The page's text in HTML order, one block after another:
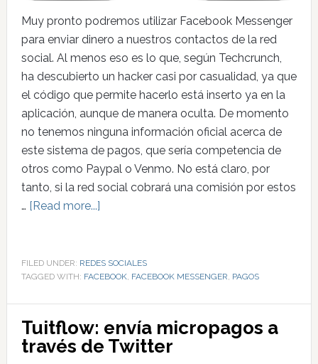
Muy pronto podremos utilizar Facebook Messenger
para enviar dinero a nuestros contactos de la red
social. Al menos eso es lo que, según Techcrunch,
ha descubierto un hacker casi por casualidad, ya que
el código que permite hacerlo está inserto ya en la
aplicación, aunque de manera oculta. De momento
no tenemos ninguna información oficial acerca de
este sistema de pagos, que sería competencia de
otros como Paypal o Venmo. No está claro, por
tanto, si la red social cobrará una comisión por estos
… [Read more...]
FILED UNDER: REDES SOCIALES
TAGGED WITH: FACEBOOK, FACEBOOK MESSENGER PAGOS
Tuitflow: envía micropagos a
través de Twitter